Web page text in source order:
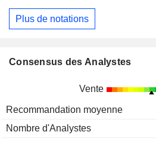
Plus de notations
Consensus des Analystes
Vente
Recommandation moyenne
Nombre d'Analystes